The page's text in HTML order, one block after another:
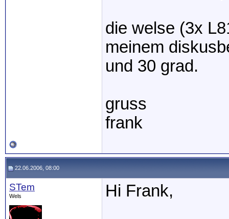
die welse (3x
meinem
und 30 grad.
gruss
frank
22.06.2006, 08:00
STem
Wels Hi Frank,